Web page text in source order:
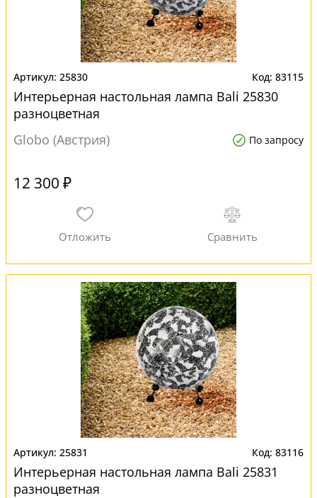
25830 83115
Интерьерная настольная лампа Bali 25830
разноцветная
Globo (Австрия)
По запросу
12 300 ₽
25831 83116
Интерьерная настольная лампа Bali 25831
разноцветная